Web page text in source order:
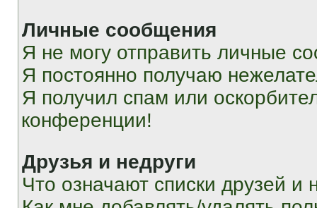
Личные сообщения
Я не могу отправить личные
Я постоянно получаю
Я получил спам или
конференции!
Друзья и недруги
Что означают списки друзей и